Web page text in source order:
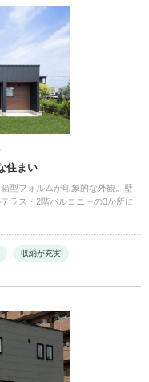
住まい
型フォルムが印象的な外観。壁
ラス・2階バルコニーの3か所に
収納が充実